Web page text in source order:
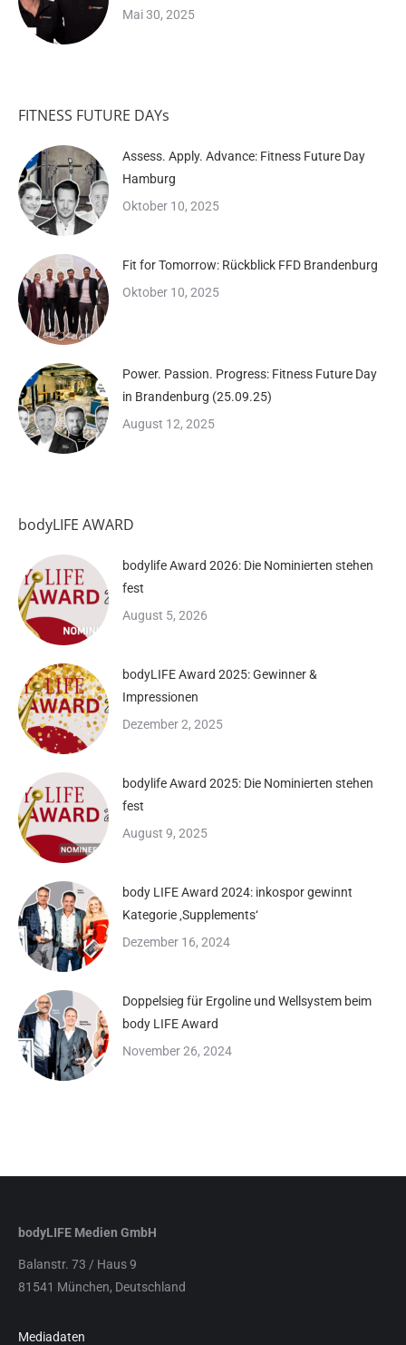
Mai 30, 2025
FITNESS FUTURE DAYs
Assess. Apply. Advance: Fitness Future Day
Hamburg
Oktober 10, 2025
Fit for Tomorrow: Rückblick FFD Brandenburg
Oktober 10, 2025
Power. Passion. Progress: Fitness Future Day
in Brandenburg (25.09.25)
August 12, 2025
bodyLIFE AWARD
bodylife Award 2026: Die Nominierten stehen
fest
August 5, 2026
bodyLIFE Award 2025: Gewinner &
Impressionen
Dezember 2, 2025
bodylife Award 2025: Die Nominierten stehen
fest
August 9, 2025
body LIFE Award 2024: inkospor gewinnt
Kategorie ‚Supplements‘
Dezember 16, 2024
Doppelsieg für Ergoline und Wellsystem beim
body LIFE Award
November 26, 2024
bodyLIFE Medien GmbH
Balanstr. 73 / Haus 9
81541 München, Deutschland
Mediadaten